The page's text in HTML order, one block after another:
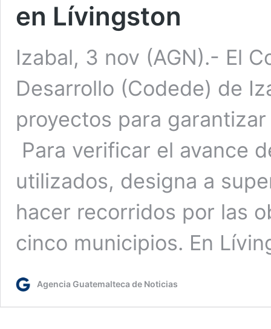
en Lívingston
Izabal, 3 nov (AGN).- El
Desarrollo (Codede) de
proyectos para
Para verificar el avance
utilizados, designa a
hacer recorridos por las
cinco municipios. En
Agencia Guatemalteca de Noticias